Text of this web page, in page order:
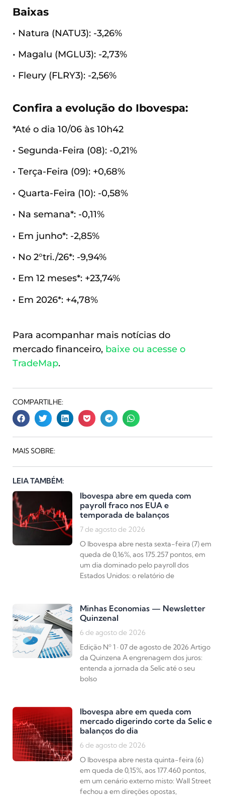
Baixas
• Natura (NATU3): -3,26%
• Magalu (MGLU3): -2,73%
• Fleury (FLRY3): -2,56%
Confira a evolução do Ibovespa:
*Até o dia 10/06 às 10h42
• Segunda-Feira (08): -0,21%
• Terça-Feira (09): +0,68%
• Quarta-Feira (10): -0,58%
• Na semana*: -0,11%
• Em junho*: -2,85%
• No 2°tri./26*: -9,94%
• Em 12 meses*: +23,74%
• Em 2026*: +4,78%
Para acompanhar mais notícias do
mercado financeiro, baixe ou acesse o
TradeMap.
COMPARTILHE:
MAIS SOBRE:
LEIA TAMBÉM:
Ibovespa abre em queda com
payroll fraco nos EUA e
temporada de balanços
7 de agosto de 2026
O Ibovespa abre nesta sexta-feira (7) em
queda de 0,16%, aos 175.257 pontos, em
um dia dominado pelo payroll dos
Estados Unidos: o relatório de
Minhas Economias — Newsletter
Quinzenal
6 de agosto de 2026
Edição Nº 1 · 07 de agosto de 2026 Artigo
da Quinzena A engrenagem dos juros:
entenda a jornada da Selic até o seu
bolso
Ibovespa abre em queda com
mercado digerindo corte da Selic e
balanços do dia
6 de agosto de 2026
O Ibovespa abre nesta quinta-feira (6)
em queda de 0,15%, aos 177.460 pontos,
em um cenário externo misto: Wall Street
fechou a em direções opostas,